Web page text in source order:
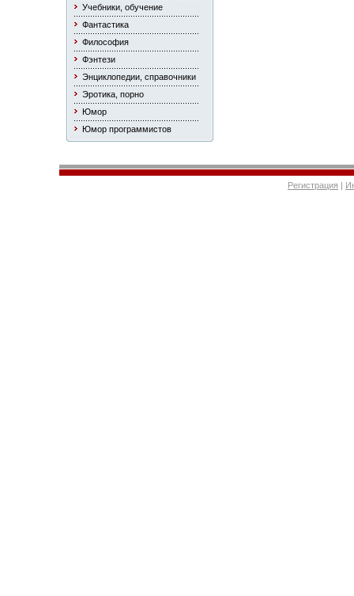
Учебники, обучение
Фантастика
Философия
Фэнтези
Энциклопедии, справочники
Эротика, порно
Юмор
Юмор программистов
Регистрация |